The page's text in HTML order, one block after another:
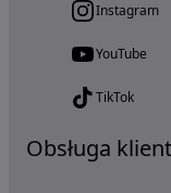
Instagram
YouTube
TikTok
Obsługa